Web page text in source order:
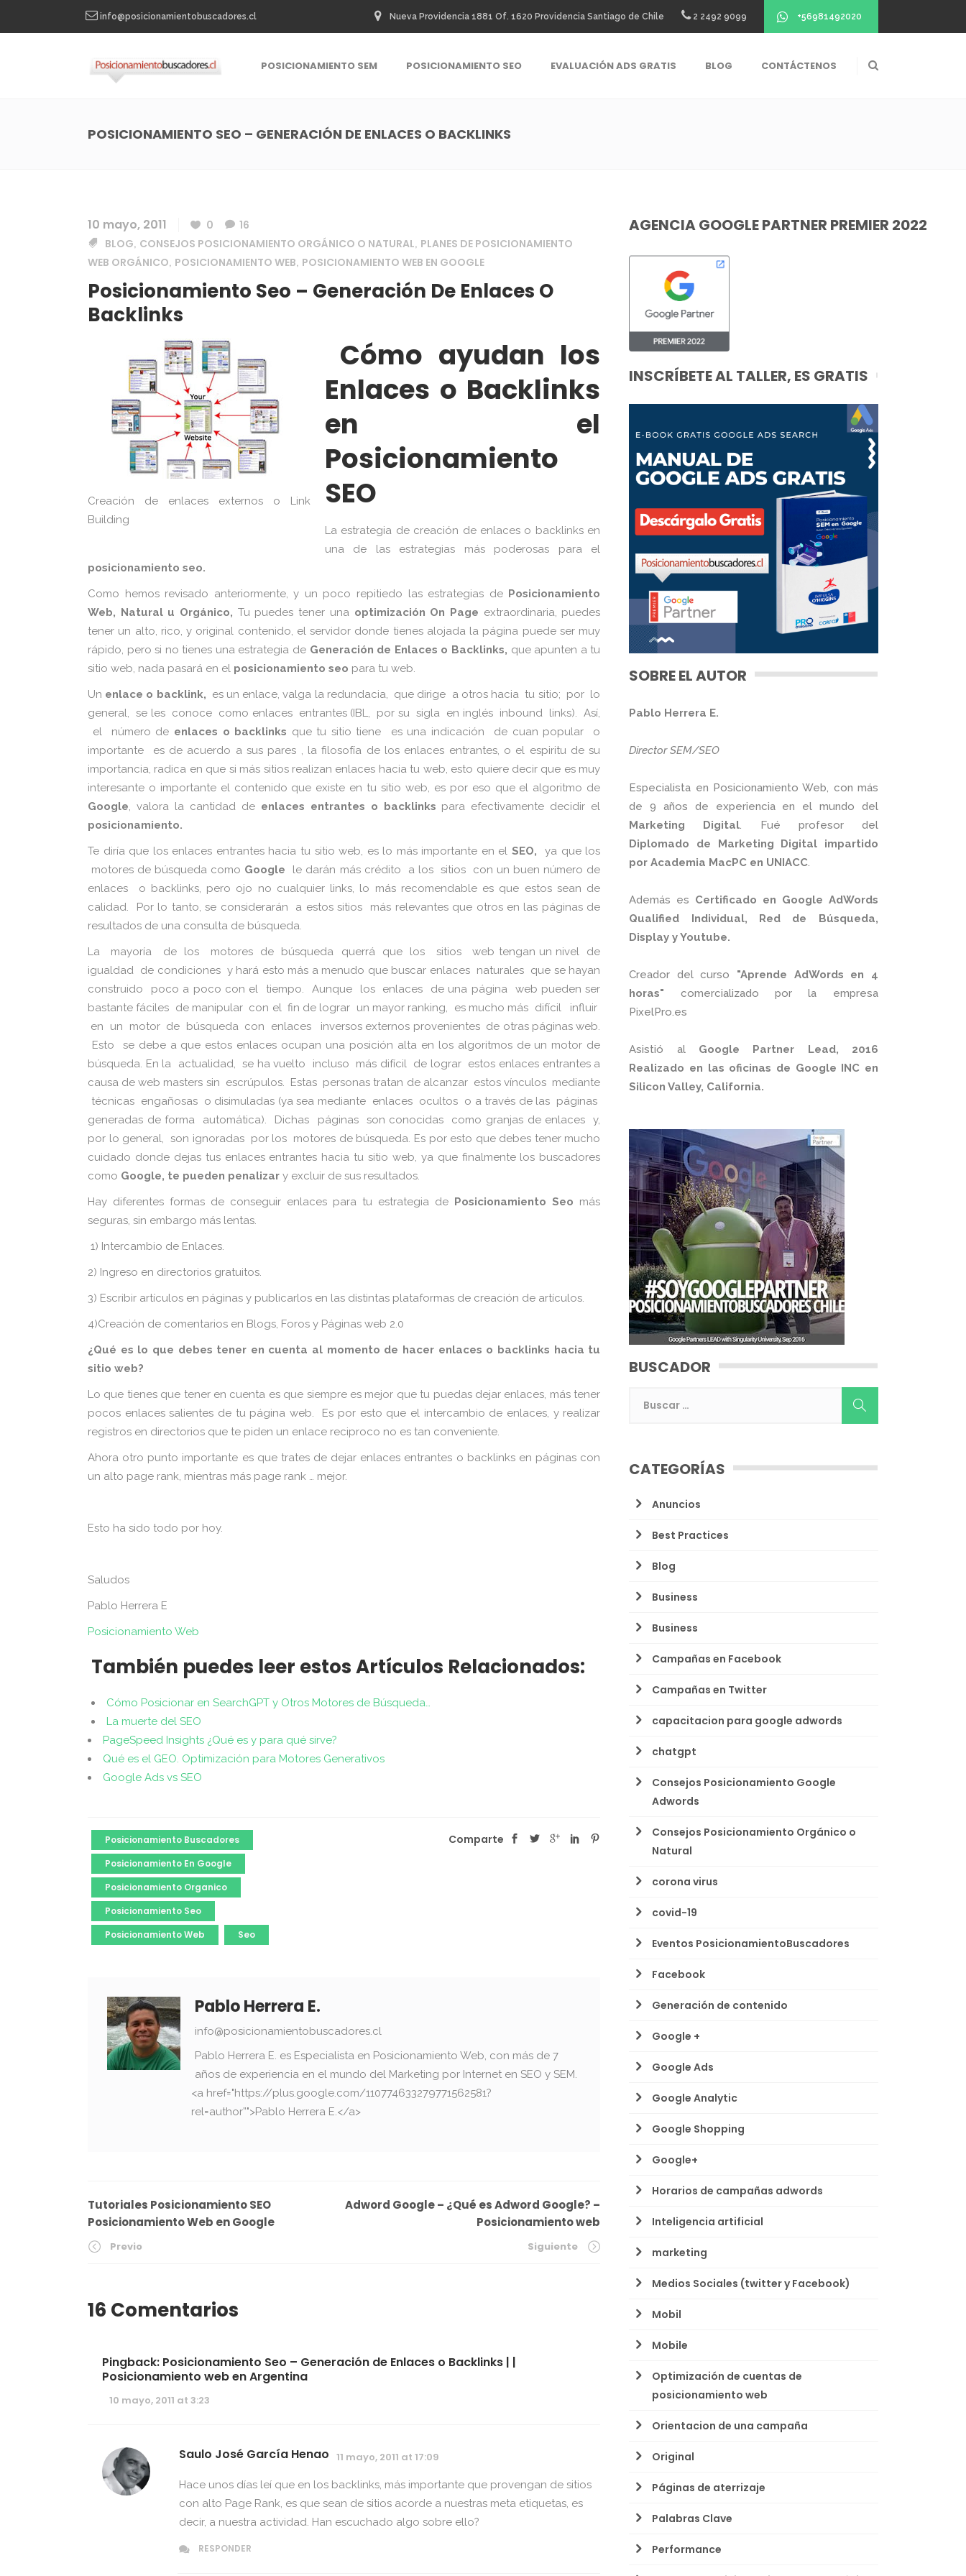
info@posicionamientobuscadores.cl Nueva Providencia 1881 Of. 1620 Providencia Santiago de Chile 2 2492 9099 +56981492020
POSICIONAMIENTO SEM POSICIONAMIENTO SEO EVALUACIÓN ADS GRATIS BLOG CONTÁCTENOS
POSICIONAMIENTO SEO – GENERACIÓN DE ENLACES O BACKLINKS
10 mayo, 2011 0
16
BLOG, CONSEJOS POSICIONAMIENTO ORGÁNICO O NATURAL, PLANES DE POSICIONAMIENTO
WEB ORGÁNICO, POSICIONAMIENTO WEB, POSICIONAMIENTO WEB EN GOOGLE
Posicionamiento Seo – Generación De Enlaces O
Backlinks
Creación de enlaces externos o Link
Building
Cómo ayudan los
Enlaces o Backlinks
en el
Posicionamiento
SEO
La estrategia de creación de enlaces o backlinks en
una de las estrategias más poderosas para el
posicionamiento seo.
Como hemos revisado anteriormente, y un poco repitiedo las estrategias de Posicionamiento
Web, Natural u Orgánico, Tu puedes tener una optimización On Page extraordinaria, puedes
tener un alto, rico, y original contenido, el servidor donde tienes alojada la página puede ser muy
rápido, pero si no tienes una estrategia de Generación de Enlaces o Backlinks, que apunten a tu
sitio web, nada pasará en el posicionamiento seo para tu web.
Un enlace o backlink, es un enlace, valga la redundacia, que dirige a otros hacia tu sitio; por lo
general, se les conoce como enlaces entrantes (IBL, por su sigla en inglés inbound links). Así,
el número de enlaces o backlinks que tu sitio tiene es una indicación de cuan popular o
importante es de acuerdo a sus pares , la filosofía de los enlaces entrantes, o el espiritu de su
importancia, radica en que si más sitios realizan enlaces hacia tu web, esto quiere decir que es muy
interesante o importante el contenido que existe en tu sitio web, es por eso que el algoritmo de
Google, valora la cantidad de enlaces entrantes o backlinks para efectivamente decidir el
posicionamiento.
Te diría que los enlaces entrantes hacia tu sitio web, es lo más importante en el SEO, ya que los
motores de búsqueda como Google le darán más crédito a los sitios con un buen número de
enlaces o backlinks, pero ojo no cualquier links, lo más recomendable es que estos sean de
calidad. Por lo tanto, se considerarán a estos sitios más relevantes que otros en las páginas de
resultados de una consulta de búsqueda.
La mayoría de los motores de búsqueda querrá que los sitios web tengan un nivel de
igualdad de condiciones y hará esto más a menudo que buscar enlaces naturales que se hayan
construido poco a poco con el tiempo. Aunque los enlaces de una página web pueden ser
bastante fáciles de manipular con el fin de lograr un mayor ranking, es mucho más difícil influir
en un motor de búsqueda con enlaces inversos externos provenientes de otras páginas web.
Esto se debe a que estos enlaces ocupan una posición alta en los algoritmos de un motor de
búsqueda. En la actualidad, se ha vuelto incluso más difícil de lograr estos enlaces entrantes a
causa de web masters sin escrúpulos. Estas personas tratan de alcanzar estos vínculos mediante
técnicas engañosas o disimuladas (ya sea mediante enlaces ocultos o a través de las páginas
generadas de forma automática). Dichas páginas son conocidas como granjas de enlaces y,
por lo general, son ignoradas por los motores de búsqueda. Es por esto que debes tener mucho
cuidado donde dejas tus enlaces entrantes hacia tu sitio web, ya que finalmente los buscadores
como Google, te pueden penalizar y excluir de sus resultados.
Hay diferentes formas de conseguir enlaces para tu estrategia de Posicionamiento Seo más
seguras, sin embargo más lentas.
1) Intercambio de Enlaces.
2) Ingreso en directorios gratuitos.
3) Escribir artículos en páginas y publicarlos en las distintas plataformas de creación de artículos.
4)Creación de comentarios en Blogs, Foros y Páginas web 2.0
¿Qué es lo que debes tener en cuenta al momento de hacer enlaces o backlinks hacia tu
sitio web?
Lo que tienes que tener en cuenta es que siempre es mejor que tu puedas dejar enlaces, más tener
pocos enlaces salientes de tu página web. Es por esto que el intercambio de enlaces, y realizar
registros en directorios que te piden un enlace reciproco no es tan conveniente.
Ahora otro punto importante es que trates de dejar enlaces entrantes o backlinks en páginas con
un alto page rank, mientras más page rank … mejor.
Esto ha sido todo por hoy.
Saludos
Pablo Herrera E
Posicionamiento Web
También puedes leer estos Artículos Relacionados:
Cómo Posicionar en SearchGPT y Otros Motores de Búsqueda…
La muerte del SEO
PageSpeed Insights ¿Qué es y para qué sirve?
Qué es el GEO. Optimización para Motores Generativos
Google Ads vs SEO
Posicionamiento Buscadores
Posicionamiento En Google
Posicionamiento Organico
Posicionamiento Seo
Posicionamiento Web
Seo
Comparte
Pablo Herrera E.
info@posicionamientobuscadores.cl
Pablo Herrera E. es Especialista en Posicionamiento Web, con más de 7
años de experiencia en el mundo del Marketing por Internet en SEO y SEM.
<a href="https://plus.google.com/110774633279771562581?
rel=author”">Pablo Herrera E.</a>
Tutoriales Posicionamiento SEO
Posicionamiento Web en Google
Previo
Adword Google – ¿Qué es Adword Google? –
Posicionamiento web
Siguiente
16 Comentarios
Pingback: Posicionamiento Seo – Generación de Enlaces o Backlinks | |
Posicionamiento web en Argentina
10 mayo, 2011 at 3:23
Saulo José García Henao 11 mayo, 2011 at 17:09
Hace unos días leí que en los backlinks, más importante que provengan de sitios
con alto Page Rank, es que sean de sitios acorde a nuestras meta etiquetas, es
decir, a nuestra actividad. Han escuchado algo sobre ello?
RESPONDER
AGENCIA GOOGLE PARTNER PREMIER 2022
INSCRÍBETE AL TALLER, ES GRATIS
SOBRE EL AUTOR
Pablo Herrera E.
Director SEM/SEO
Especialista en Posicionamiento Web, con más
de 9 años de experiencia en el mundo del
Marketing Digital. Fué profesor del
Diplomado de Marketing Digital impartido
por Academia MacPC en UNIACC.
Además es Certificado en Google AdWords
Qualified Individual, Red de Búsqueda,
Display y Youtube.
Creador del curso "Aprende AdWords en 4
horas" comercializado por la empresa
PixelPro.es
Asistió al Google Partner Lead, 2016
Realizado en las oficinas de Google INC en
Silicon Valley, California.
BUSCADOR
CATEGORÍAS
Anuncios
Best Practices
Blog
Business
Business
Campañas en Facebook
Campañas en Twitter
capacitacion para google adwords
chatgpt
Consejos Posicionamiento Google
Adwords
Consejos Posicionamiento Orgánico o
Natural
corona virus
covid-19
Eventos PosicionamientoBuscadores
Facebook
Generación de contenido
Google +
Google Ads
Google Analytic
Google Shopping
Google+
Horarios de campañas adwords
Inteligencia artificial
marketing
Medios Sociales (twitter y Facebook)
Mobil
Mobile
Optimización de cuentas de
posicionamiento web
Orientacion de una campaña
Original
Páginas de aterrizaje
Palabras Clave
Performance